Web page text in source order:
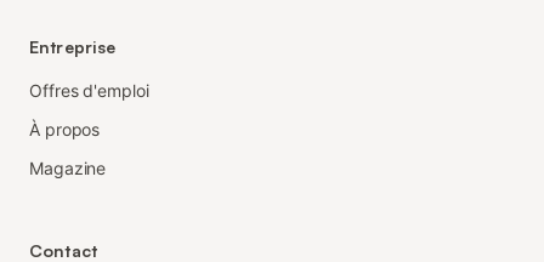
Entreprise
Offres d'emploi
À propos
Magazine
Contact